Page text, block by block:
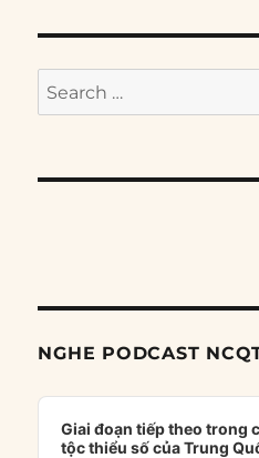
Search
for:
NGHE PODCAST
Audio
Player
Giai đoạn tiếp theo trong
tộc thiểu số của Trung